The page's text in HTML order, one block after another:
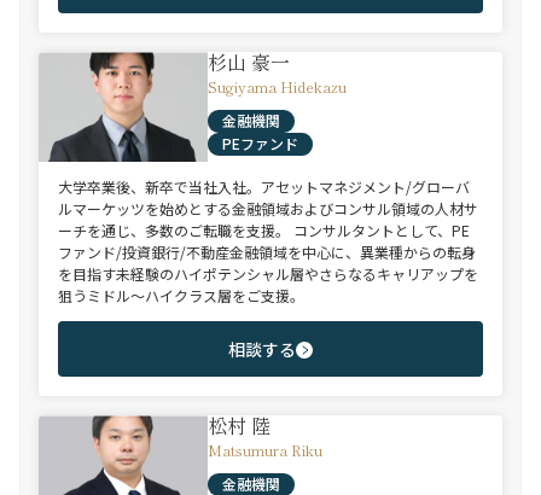
杉山 豪一
Sugiyama Hidekazu
金融機関
PEファンド
大学卒業後、新卒で当社入社。アセットマネジメント/グローバ
ルマーケッツを始めとする金融領域およびコンサル領域の人材サ
ーチを通じ、多数のご転職を支援。 コンサルタントとして、PE
ファンド/投資銀行/不動産金融領域を中心に、異業種からの転身
を目指す未経験のハイポテンシャル層やさらなるキャリアップを
狙うミドル～ハイクラス層をご支援。
相談する
松村 陸
Matsumura Riku
金融機関